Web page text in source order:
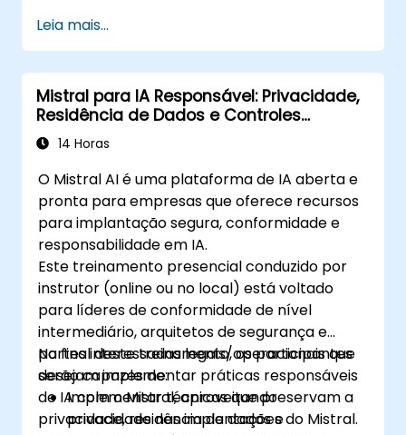
Leia mais...
Mistral para IA Responsável: Privacidade,
Residência de Dados e Controles
Empresariais
14 Horas
O Mistral AI é uma plataforma de IA aberta e
pronta para empresas que oferece recursos
para implantação segura, conformidade e
responsabilidade em IA.
Este treinamento presencial conduzido por
instrutor (online ou no local) está voltado
para líderes de conformidade de nível
intermediário, arquitetos de segurança e
partes interessadas legais/operacionais que
desejam implementar práticas responsáveis
de IA com o Mistral, aproveitando
privacidade, residência de dados e
No final deste treinamento, os participantes
serão capazes de:
Implementar técnicas que preservam a
privacidade nas implantações do Mistral.